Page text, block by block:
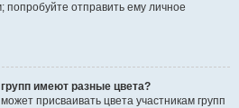
попробуйте отправить ему личное
имеют разные цвета?
присваивать цвета участникам групп